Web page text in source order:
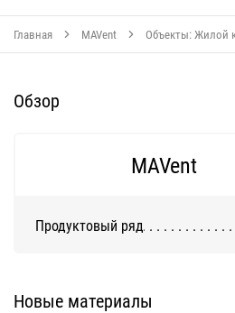
Главная MAVent Объекты: Жилой
Обзор
MAVent
Продуктовый ряд
Новые материалы